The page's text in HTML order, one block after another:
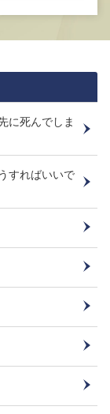
に死んでしま
すればいいで